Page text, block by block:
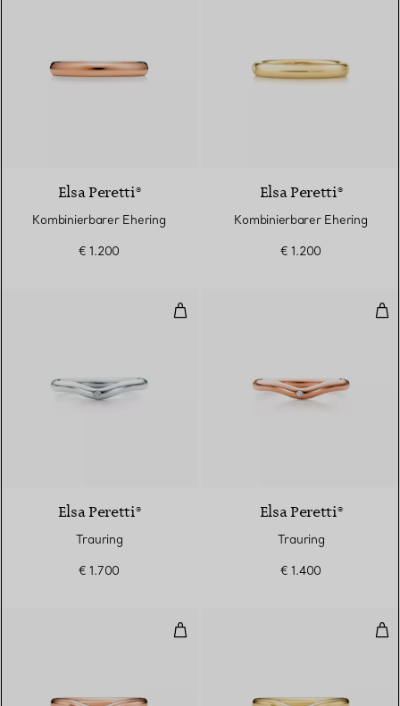
Elsa Peretti®
Kombinierbarer Ehering
€ 1.200
Elsa Peretti®
Kombinierbarer Ehering
€ 1.200
Trauring
Elsa Peretti®
Trauring
€ 1.700
Elsa Peretti®
Trauring
€ 1.400
Trauring